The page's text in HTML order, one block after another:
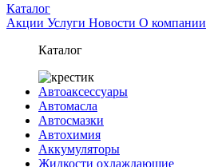
Каталог
Акции Услуги Новости О компании
Каталог
Автоаксессуары
Автомасла
Автосмазки
Автохимия
Аккумуляторы
Жидкости охлаждающие